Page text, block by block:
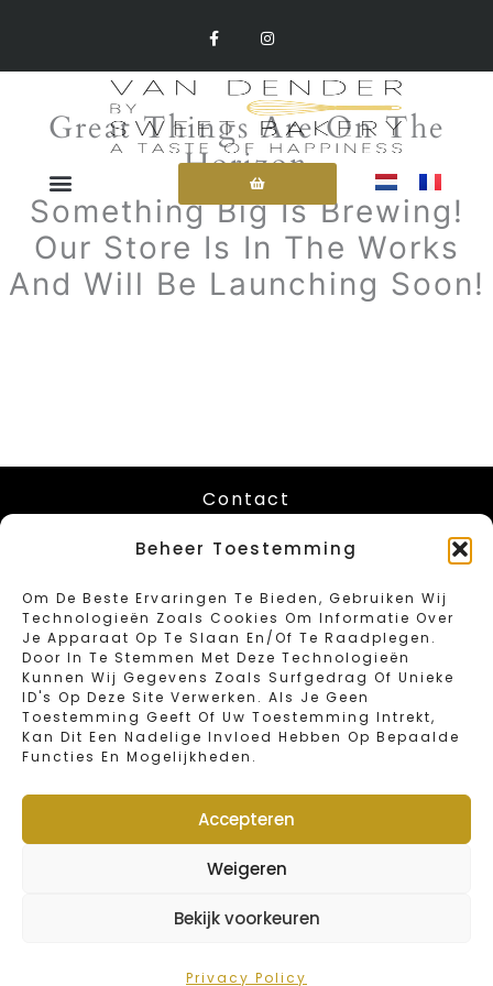
Beheer Toestemming
Om De Beste Ervaringen Te Bieden, Gebruiken Wij
Technologieën Zoals Cookies Om Informatie Over
Je Apparaat Op Te Slaan En/of Te Raadplegen.
Door In Te Stemmen Met Deze Technologieën
Kunnen Wij Gegevens Zoals Surfgedrag Of Unieke
ID's Op Deze Site Verwerken. Als Je Geen
Toestemming Geeft Of Uw Toestemming Intrekt,
Kan Dit Een Nadelige Invloed Hebben Op Bepaalde
Functies En Mogelijkheden.
Accepteren
Weigeren
Bekijk voorkeuren
Privacy Policy
Content
A
E
O
K
-
F
N
T
A
G
R
A
M
Great Things Are On The
Horizon
Something Big Is Brewing!
Our Store Is In The Works
And Will Be Launching Soon!
Contact
Leuvenstesteenweg 416
B-1030 Schaarbeek – Brussels
Fax: 02/734.46.40
Email: info@sweetbakeryvandender.com
Opening Hours
Monday : Closed
Tuesday – Friday : 6:00 – 19:00
Sunday en public holidays : 6:00 – 15:00
Annual closing days : january 1st and 2nd
Webshop